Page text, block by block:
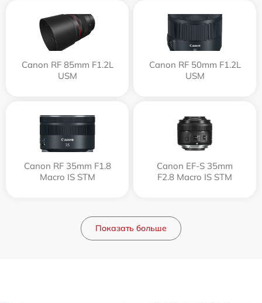
Canon RF 85mm F1.2L
USM
Canon RF 50mm F1.2L
USM
Canon RF 35mm F1.8
Macro IS STM
Canon EF-S 35mm
F2.8 Macro IS STM
Показать больше